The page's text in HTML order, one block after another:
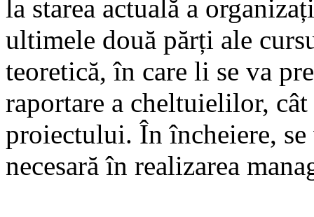
la starea actuală a
ultimele două părți ale
teoretică, în care li se va
raportare a cheltuielilor,
proiectului. În încheiere, se
necesară în realizarea